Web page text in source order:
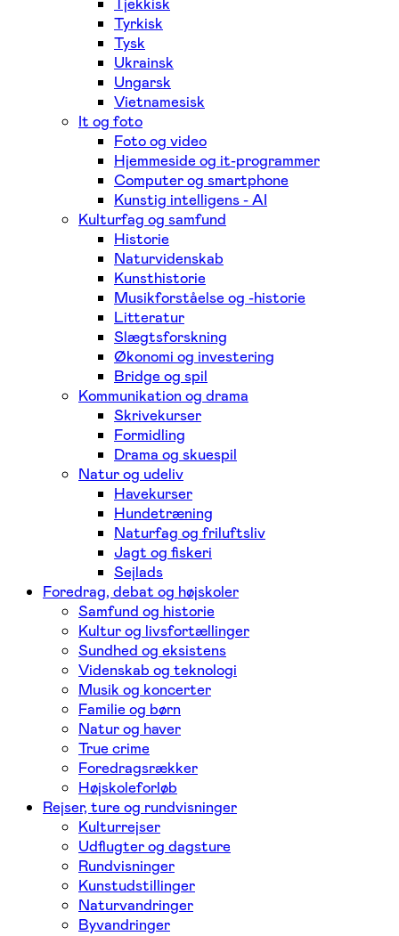
Tyrkisk
Tysk
Ukrainsk
Ungarsk
Vietnamesisk
It og foto
Foto og video
Hjemmeside og it-programmer
Computer og smartphone
Kunstig intelligens - AI
Kulturfag og samfund
Historie
Naturvidenskab
Kunsthistorie
Musikforståelse og -historie
Litteratur
Slægtsforskning
Økonomi og investering
Bridge og spil
Kommunikation og drama
Skrivekurser
Formidling
Drama og skuespil
Natur og udeliv
Havekurser
Hundetræning
Naturfag og friluftsliv
Jagt og fiskeri
Sejlads
Foredrag, debat og højskoler
Samfund og historie
Kultur og livsfortællinger
Sundhed og eksistens
Videnskab og teknologi
Musik og koncerter
Familie og børn
Natur og haver
True crime
Foredragsrækker
Højskoleforløb
Rejser, ture og rundvisninger
Kulturrejser
Udflugter og dagsture
Rundvisninger
Kunstudstillinger
Naturvandringer
Byvandringer